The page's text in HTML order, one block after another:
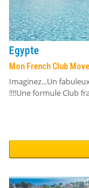
Egypte
Mon French Club
Imaginez...Un
!!!!Une formule Club